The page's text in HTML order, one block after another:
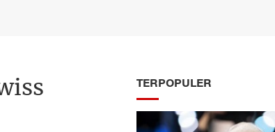
TERPOPULER